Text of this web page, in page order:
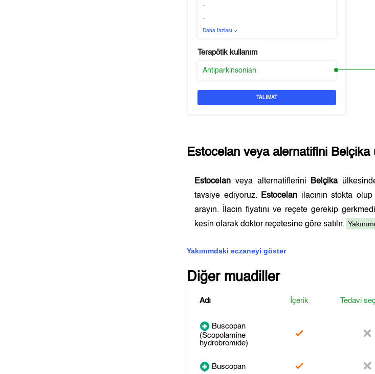
-
-
Daha fazlası
Terapötik kullanım
Antiparkinsonian
TALIMAT
Estocelan veya alernatifini Belçika
Estocelan veya alternatiflerini Belçika
tavsiye ediyoruz.
Estocelan ilacının stokta
arayın. İlacın fiyatını ve reçete gerekip
kesin olarak doktor reçetesine göre satılır.
Yakınımdaki eczaneyi göster
Diğer muadiller
Adı İçerik Tedavi
Buscopan
(Scopolamine
hydrobromide)
Buscopan